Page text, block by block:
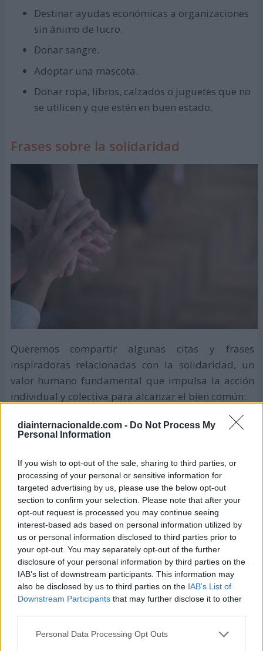
diainternacionalde.com - Do Not Process My
Personal Information
If you wish to opt-out of the sale, sharing to third parties, or
processing of your personal or sensitive information for
targeted advertising by us, please use the below opt-out
section to confirm your selection. Please note that after your
opt-out request is processed you may continue seeing
interest-based ads based on personal information utilized by
us or personal information disclosed to third parties prior to
your opt-out. You may separately opt-out of the further
disclosure of your personal information by third parties on the
IAB’s list of downstream participants. This information may
also be disclosed by us to third parties on the IAB’s List of
Downstream Participants that may further disclose it to other
Personal Data Processing Opt Outs
Destinar ayudas económicas a organizaciones
sin ánimo de lucro.
Donar sangre.
Adoptar una mascota.
Donar ropa, libros, calzados o juguetes que no
se utilicen y que estén en buen estado.
Frases sobre la solidaridad
Queremos compartir algunas citas y frases
inspiradoras relacionadas con la solidaridad, un
valor humano fundamental que impulsa la acción
individual y colectiva para alcanzar el bien común:
"La palabra más importante en el lenguaje de la